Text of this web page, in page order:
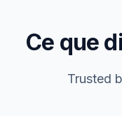
Ce que
Trusted